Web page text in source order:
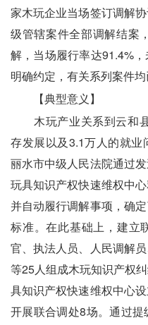
家木玩企业当场签订调解
级管辖案件全部调解结案
解，当场履行率达91.4%
明确约定，有关系列案件均
【典型意义】
木玩产业关系到云和县
存发展以及3.1万人的就
丽水市中级人民法院通过
玩具知识产权快速维权中
并自动履行调解事项，确
标准。在此基础上，建立
官、执法人员、人民调解
等25人组成木玩知识产权
具知识产权快速维权中心
开展联合调处8场。通过